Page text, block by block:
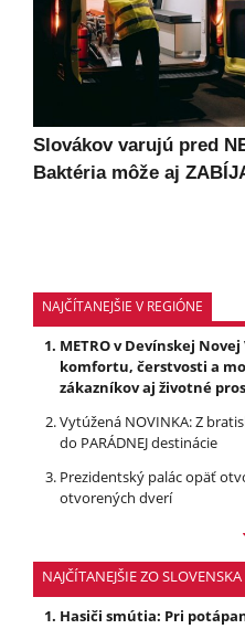
Slovákov varujú pred
Baktéria môže aj
NAJČÍTANEJŠIE V REGIÓNE
METRO v Devínskej
komfortu, čerstvosti a
zákazníkov aj životné
Vytúžená NOVINKA: Z
do PARÁDNEJ destinácie
Prezidentský palác opäť
otvorených dverí
NAJČÍTANEJŠIE ZO SLOVENSKA
Hasiči smútia: Pri